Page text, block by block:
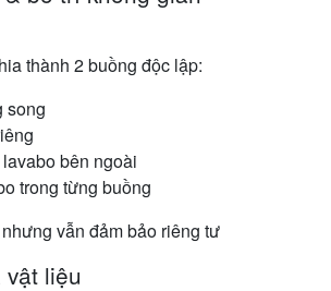
thành 2 buồng độc lập:
song
bên ngoài
trong từng buồng
vẫn đảm bảo riêng tư
vật liệu